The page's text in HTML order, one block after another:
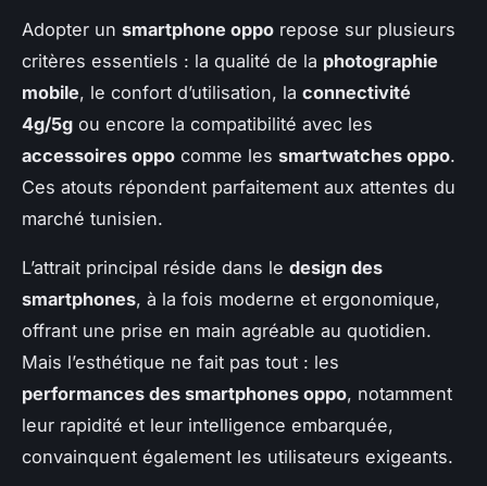
Adopter un smartphone oppo repose sur plusieurs
critères essentiels : la qualité de la photographie
mobile, le confort d’utilisation, la connectivité
4g/5g ou encore la compatibilité avec les
accessoires oppo comme les smartwatches oppo.
Ces atouts répondent parfaitement aux attentes du
marché tunisien.
L’attrait principal réside dans le design des
smartphones, à la fois moderne et ergonomique,
offrant une prise en main agréable au quotidien.
Mais l’esthétique ne fait pas tout : les
performances des smartphones oppo, notamment
leur rapidité et leur intelligence embarquée,
convainquent également les utilisateurs exigeants.